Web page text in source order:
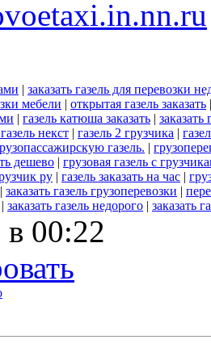
| заказать газель для перевозки
мебели | открытая газель заказать
| газель катюша заказать | заказать
некст | газель 2 грузчика |
газель. |
дешево | грузовая газель с
ру | газель заказать на час |
| заказать газель грузоперевозки |
| заказать газель недорого | заказать
00:22